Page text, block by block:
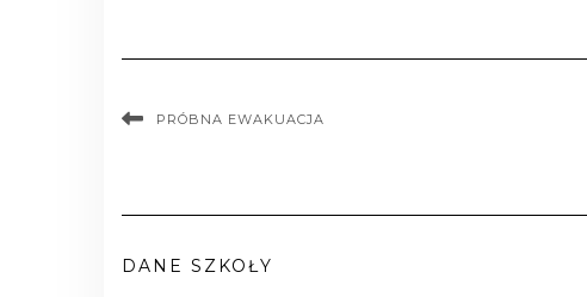
PRÓBNA EWAKUACJA
DANE SZKOŁY